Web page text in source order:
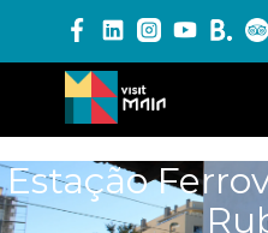
PRODUTOS E SERVIÇOS
EXPERIÊNCIAS
Estação